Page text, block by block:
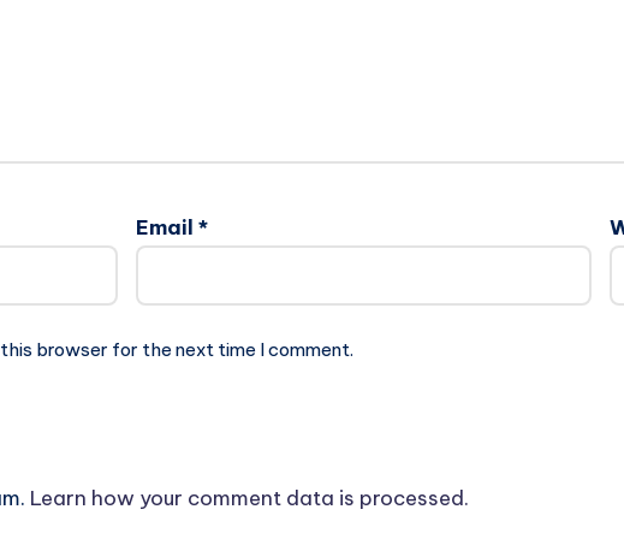
Email *
browser for the next time I comment.
Learn how your comment data is processed.